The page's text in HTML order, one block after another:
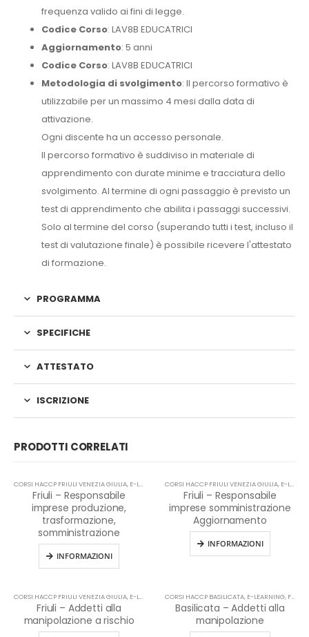
frequenza valido ai fini di legge.
Codice Corso: LAV8B EDUCATRICI
Aggiornamento: 5 anni
Codice Corso: LAV8B EDUCATRICI
Metodologia di svolgimento: Il percorso formativo è
utilizzabile per un massimo 4 mesi dalla data di
attivazione.
Ogni discente ha un accesso personale.
Il percorso formativo è suddiviso in materiale di
apprendimento con durate minime e tracciatura dello
svolgimento. Al termine di ogni passaggio è previsto un
test di apprendimento che abilita i passaggi successivi.
Solo al termine del corso (superando tutti i test, incluso il
test di valutazione finale) è possibile ricevere l'attestato
di formazione.
PROGRAMMA
SPECIFICHE
ATTESTATO
ISCRIZIONE
PRODOTTI CORRELATI
CORSI HACCP FRIULI VENEZIA GIULIA, E-LEARNING ,HACCP
Friuli – Responsabile
imprese produzione,
trasformazione,
somministrazione
INFORMAZIONI
CORSI HACCP FRIULI VENEZIA GIULIA, E-LEARNING
Friuli – Responsabile
imprese somministrazione
Aggiornamento
INFORMAZIONI
CORSI HACCP FRIULI VENEZIA GIULIA, E-LEARNING ,HACCP
Friuli – Addetti alla
manipolazione a rischio
CORSI HACCP BASILICATA, E-LEARNING, FORMAZIONE HACCP IN LINGUA ITALIANA
Basilicata – Addetti alla
manipolazione